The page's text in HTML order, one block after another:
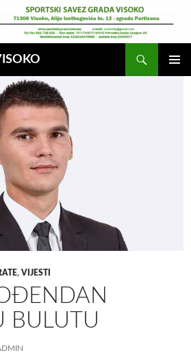
, VIJESTI
BULUTU